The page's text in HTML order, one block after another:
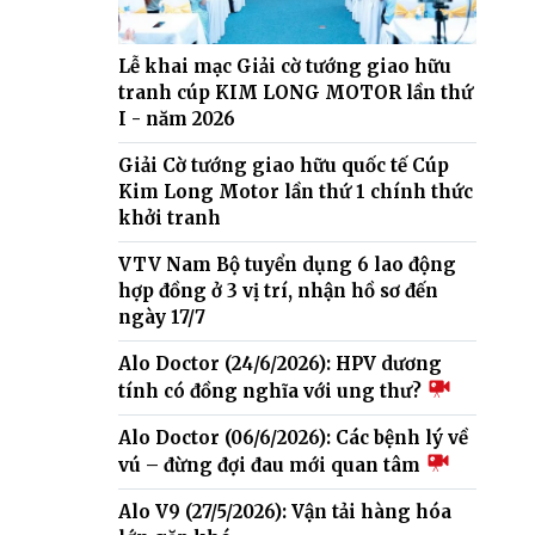
Lễ khai mạc Giải cờ tướng giao hữu
tranh cúp KIM LONG MOTOR lần thứ
I - năm 2026
Giải Cờ tướng giao hữu quốc tế Cúp
Kim Long Motor lần thứ 1 chính thức
khởi tranh
VTV Nam Bộ tuyển dụng 6 lao động
hợp đồng ở 3 vị trí, nhận hồ sơ đến
ngày 17/7
Alo Doctor (24/6/2026): HPV dương
tính có đồng nghĩa với ung thư?
Alo Doctor (06/6/2026): Các bệnh lý về
vú – đừng đợi đau mới quan tâm
Alo V9 (27/5/2026): Vận tải hàng hóa